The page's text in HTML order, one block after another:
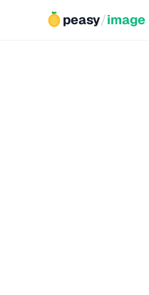
peasy/image